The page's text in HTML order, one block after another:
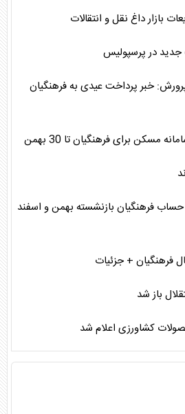
بازار داغ نقل‌ و انتقالات
جدید در پرسپولیس
خبر پرداخت عیدی به فرهنگیان
مسکن برای فرهنگیان تا 30 بهمن
ریال به حساب فرهنگیان بازنشسته بهمن و اسفند
فرهنگیان + جزئیات
باز شد
کشاورزی اعلام شد